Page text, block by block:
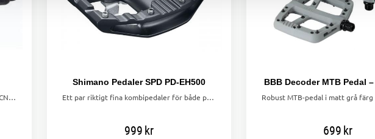
Robust PVC-pedal med anti-slip pins och CNC-tillverkad CrMo-axel. Inbyggda reflexer för extra säkerhet. Vikt: 290 g.
Shimano Pedaler SPD PD-EH500
Ett par riktigt fina kombipedaler för både pendlare och mtb-cyklisten. Pedalklossar SM-SH56 medföljer för montering under skorna.
999kr
BBB Decoder MTB Pedal
699kr